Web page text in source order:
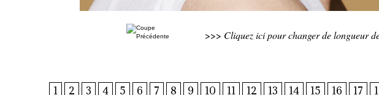
>>> Cliquez ici pour changer de longueur
1 2 3 4 5 6 7 8 9 10 11 12 13 14 15 16 17